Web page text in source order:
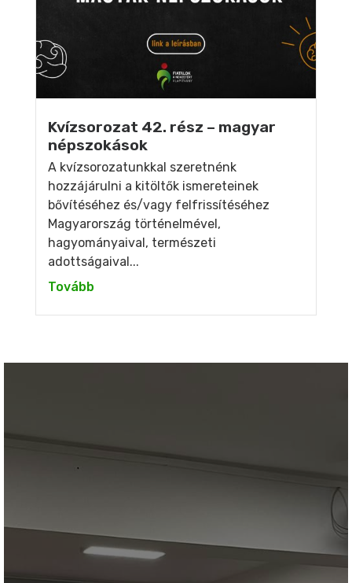
Kvízsorozat 42. rész – magyar
népszokások
A kvízsorozatunkkal szeretnénk
hozzájárulni a kitöltők ismereteinek
bővítéséhez és/vagy felfrissítéséhez
Magyarország történelmével,
hagyományaival, természeti
adottságaival...
Tovább